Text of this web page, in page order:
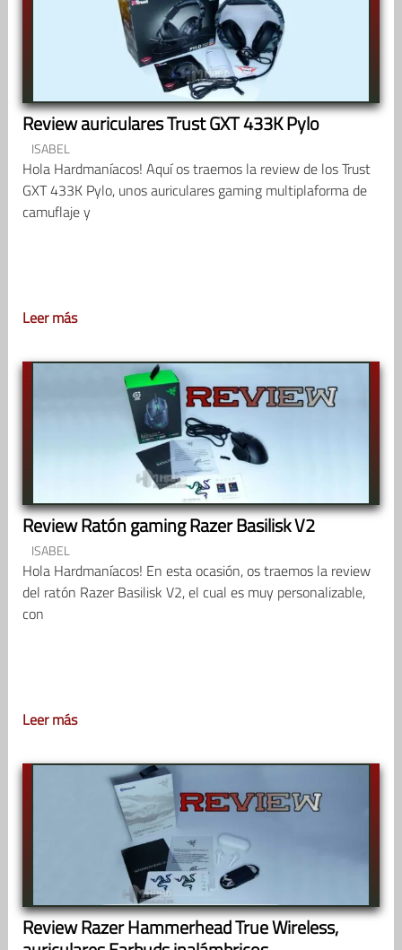
Review auriculares Trust GXT 433K Pylo
ISABEL
Hola Hardmaníacos! Aquí os traemos la review de los Trust
GXT 433K Pylo, unos auriculares gaming multiplaforma de
camuflaje y
Leer más
Review Ratón gaming Razer Basilisk V2
ISABEL
Hola Hardmaníacos! En esta ocasión, os traemos la review
del ratón Razer Basilisk V2, el cual es muy personalizable,
con
Leer más
Review Razer Hammerhead True Wireless,